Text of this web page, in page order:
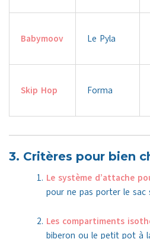
Babymoov Le Pyla
Skip Hop Forma
3. Critères pour bien
Le système d’attache
pour ne pas porter le
Les compartiments
biberon ou le petit pot à